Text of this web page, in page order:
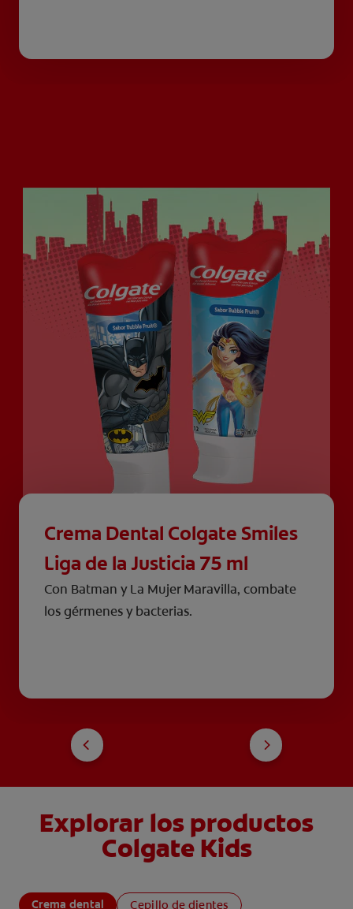
Crema Dental Colgate Smiles
Liga de la Justicia 75 ml
Con Batman y La Mujer Maravilla, combate
los gérmenes y bacterias.
Explorar los productos
Colgate Kids
Crema dental Cepillo de dientes